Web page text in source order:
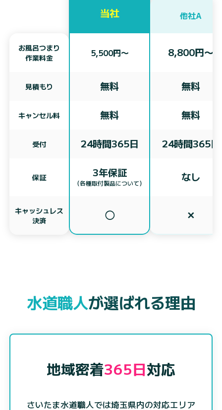
当社 他社A
お風呂つまり
作業料金
5,500円〜 8,800円〜
見積もり 無料 無料
キャンセル料 無料 無料
受付 24時間365日 24時間365日
保証 3年保証
（各種取付製品について） なし
キャッシュレス
決済
◯ ✕
水道職人が選ばれる理由
地域密着365日対応
さいたま水道職人では埼玉県内の対応エリア